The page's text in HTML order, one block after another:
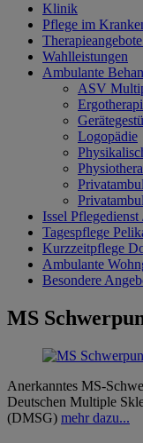
Klinik
Pflege im
Wahlleistungen
Ambulante
ASV
Logopädie
Issel
Tagespflege
Kurzzeitpflege
Ambulante
Besondere
MS
Anerkanntes MS-​
Deutschen Multiple
(DMSG) mehr dazu...